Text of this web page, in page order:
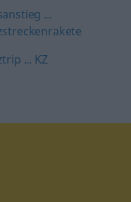
...
... KZ